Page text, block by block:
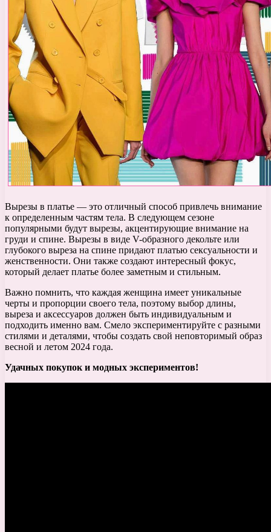
Вырезы в платье — это отличный способ привлечь внимание
к определенным частям тела. В следующем сезоне
популярными будут вырезы, акцентирующие внимание на
груди и спине. Вырезы в виде V-образного декольте или
глубокого выреза на спине придают платью сексуальности и
женственности. Они также создают интересный фокус,
который делает платье более заметным и стильным.
Важно помнить, что каждая женщина имеет уникальные
черты и пропорции своего тела, поэтому выбор длины,
выреза и аксессуаров должен быть индивидуальным и
подходить именно вам. Смело экспериментируйте с разными
стилями и деталями, чтобы создать свой неповторимый образ
весной и летом 2024 года.
Удачных покупок и модных экспериментов!